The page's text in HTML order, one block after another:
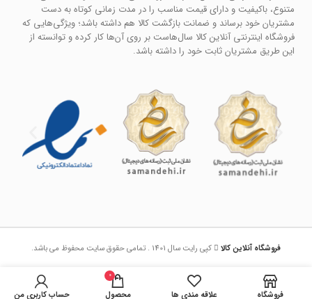
متنوع، باکیفیت و دارای قیمت مناسب را در مدت زمانی کوتاه به دست
مشتریان خود برساند و ضمانت بازگشت کالا هم داشته باشد؛ ویژگی‌هایی که
فروشگاه اینترنتی آنلاین کالا سال‌هاست بر روی آن‌ها کار کرده و توانسته از
این طریق مشتریان ثابت خود را داشته باشد.
فروشگاه آنلاین کالا کپی رایت سال 1401 . تمامی حقوق سایت محفوظ می باشد.
فروشگاه علاقه مندی ها
0
محصول حساب کاربری من